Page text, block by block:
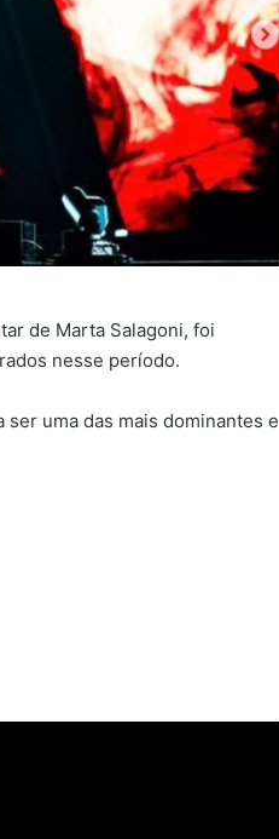
de Marta Salagoni, foi
nesse período.
uma das mais dominantes e